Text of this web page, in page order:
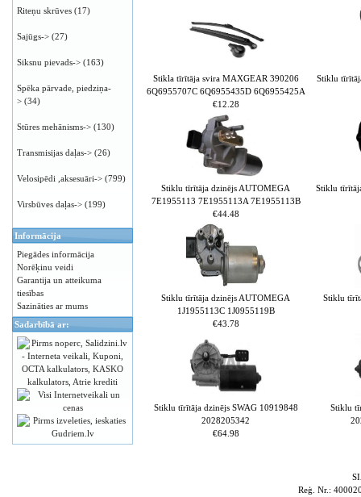
Stikla tīrītāja svira MAXGEAR 390206
6Q6955707C 6Q6955435D 6Q6955425A
€12.28
Stiklu
Stiklu tīrītāja dzinējs AUTOMEGA
7E1955113 7E1955113A 7E1955113B
€44.48
Stiklu
Stiklu tīrītāja dzinējs AUTOMEGA
1J1955113C 1J0955119B
€43.78
Stiklu
Stiklu tīrītāja dzinējs SWAG 10919848
2028205342
€64.98
Stiklu
Riteņu skrūves (17)
Sajūgs-> (27)
Siksnu pievads-> (163)
Spēka pārvade, piedziņa-
> (34)
Stūres mehānisms-> (130)
Transmisijas daļas-> (26)
Velosipēdi ,aksesuāri-> (799)
Virsbūves daļas-> (199)
Informācija
Piegādes informācija
Norēķinu veidi
Garantija un atteikuma
tiesības
Sazināties ar mums
Sadarbībā ar:
Reģ. Nr.: